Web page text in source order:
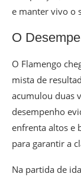
e manter vivo o
O
O Flamengo
mista de
acumulou duas
desempenho
enfrenta altos e
para garantir a
Na partida de